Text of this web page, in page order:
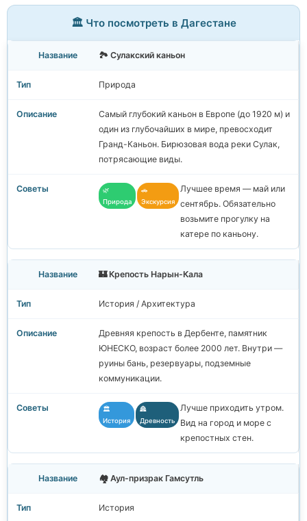
🏛️ Что посмотреть в Дагестане
🏞️ Сулакский каньон
Природа
Самый глубокий каньон в Европе (до 1920 м) и
один из глубочайших в мире, превосходит
Гранд-Каньон. Бирюзовая вода реки Сулак,
потрясающие виды.
🌿
Природа
🚗
Экскурсия
Лучшее время — май или
сентябрь. Обязательно
возьмите прогулку на
катере по каньону.
🏰 Крепость Нарын-Кала
История / Архитектура
Древняя крепость в Дербенте, памятник
ЮНЕСКО, возраст более 2000 лет. Внутри —
руины бань, резервуары, подземные
коммуникации.
🏛️
История
🏯
Древность
Лучше приходить утром.
Вид на город и море с
крепостных стен.
🏘️ Аул-призрак Гамсутль
История